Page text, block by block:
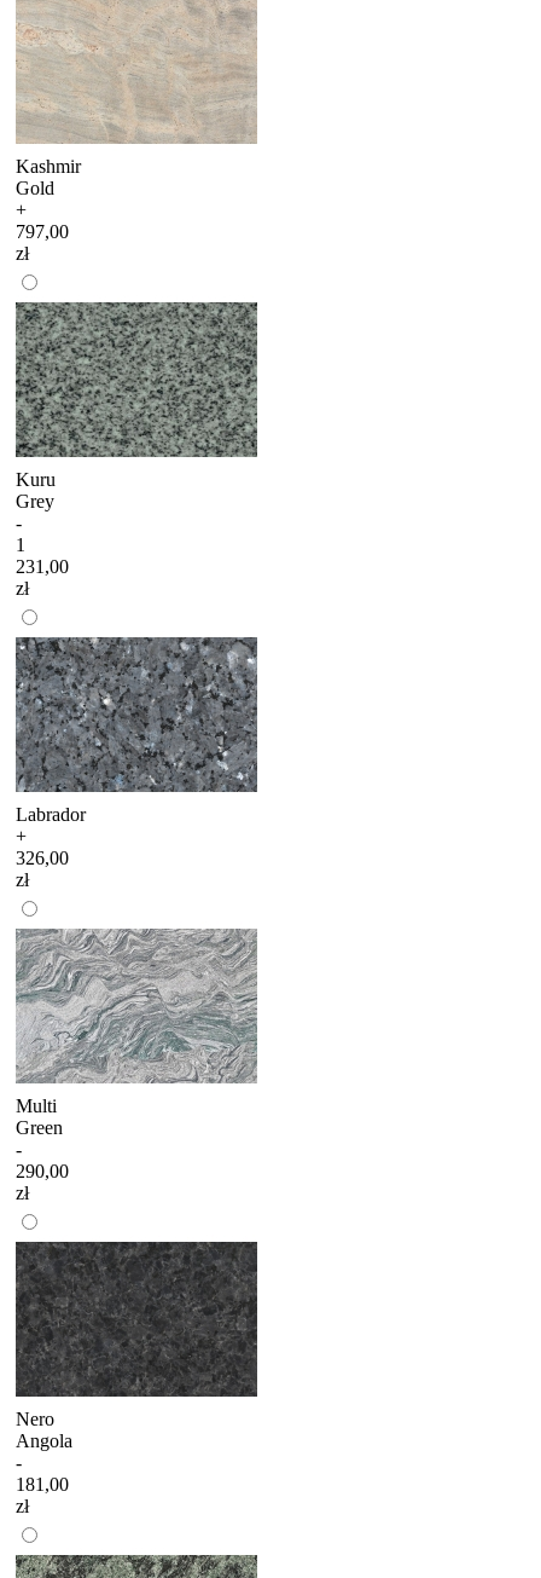
Kashmir
Gold
+
797,00
zł
Kuru
Grey
-
1
231,00
zł
Labrador
+
326,00
zł
Multi
Green
-
290,00
zł
Nero
Angola
-
181,00
zł